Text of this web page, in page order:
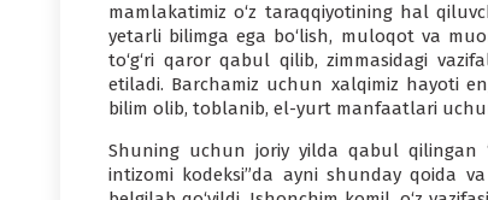
mamlakatimiz o‘z taraqqiyotining hal
yetarli bilimga ega bo‘lish, muloqot va
to‘g‘ri qaror qabul qilib, zimmasidagi
etiladi. Barchamiz uchun xalqimiz hayoti
bilim olib, toblanib, el-yurt manfaatlari
Shuning uchun joriy yilda qabul qilingan
intizomi kodeksi”da ayni shunday qoida